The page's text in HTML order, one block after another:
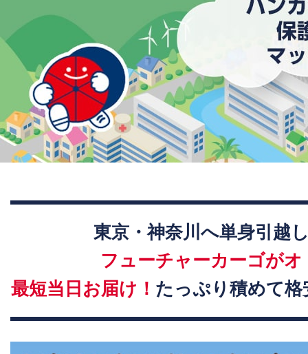
東京・神奈川へ単身引越
フューチャーカーゴがオ
最短当日お届け！ たっぷり積めて